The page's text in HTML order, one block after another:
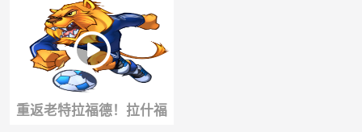
部离队流言！
重返老特拉福德！拉什福